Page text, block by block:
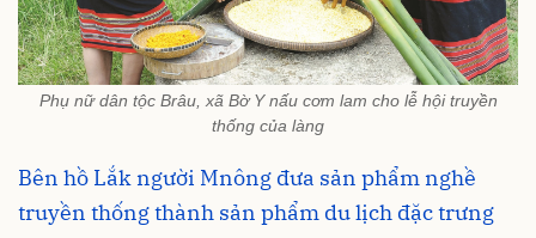
Phụ nữ dân tộc Brâu, xã Bờ Y nấu cơm lam cho lễ hội truyền
thống của làng
Bên hồ Lắk người Mnông đưa sản phẩm nghề
truyền thống thành sản phẩm du lịch đặc trưng